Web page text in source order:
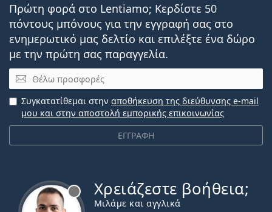
Πρώτη φορά στο Lentiamo; Κερδίστε 50
πόντους μπόνους για την εγγραφή σας στο
ενημερωτικό μας δελτίο και επιλέξτε ένα δώρο
με την πρώτη σας παραγγελία.
Email
ΕΓΓΡΑΦΗ
Συγκατατίθεμαι στην αποθήκευση της διεύθυνσης e-mail
μου και στην αποστολή εμπορικής επικοινωνίας
Χρειάζεστε βοήθεια;
Μιλάμε και αγγλικά